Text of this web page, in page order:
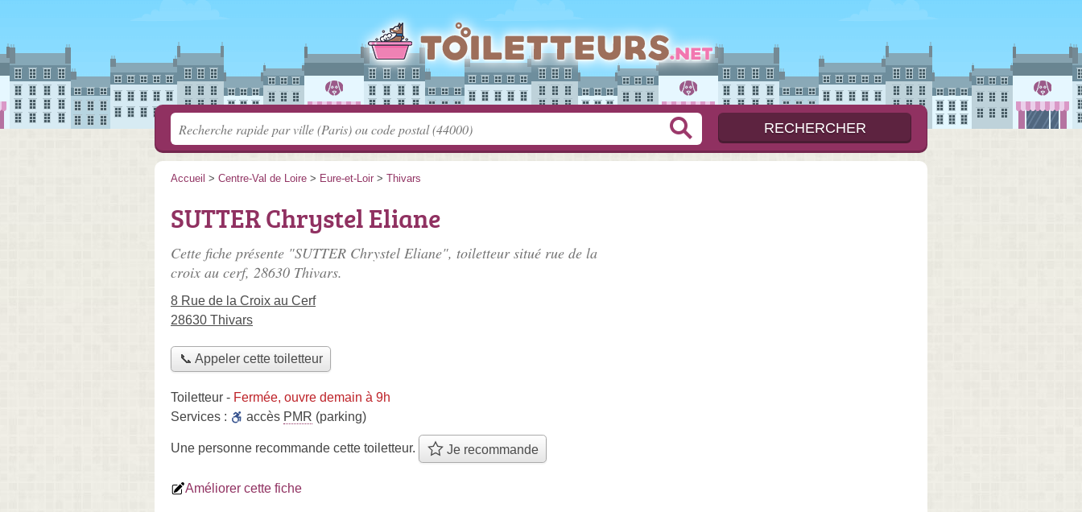
Accueil > Centre-Val de Loire > Eure-et-Loir > Thivars
SUTTER Chrystel Eliane
Cette fiche présente "SUTTER Chrystel Eliane", toiletteur situé rue de la
croix au cerf, 28630 Thivars.
8 Rue de la Croix au Cerf
28630 Thivars
📞 Appeler cette toiletteur
Toiletteur - Fermée, ouvre demain à 9h
Services :
accès PMR (parking)
Une personne recommande cette toiletteur. Je recommande
Améliorer cette fiche